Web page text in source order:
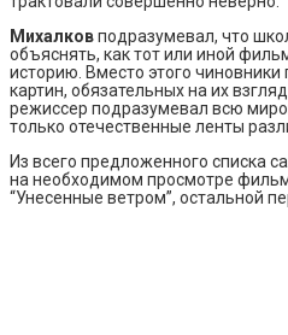
Михалковподразумевал, что
объяснять, как тот или иной
историю. Вместо этого чиновники
картин, обязательных на их
режиссер подразумевал всю
только отечественные ленты
Из всего предложенного списка
на необходимом просмотре
“Унесенные ветром”, остальной